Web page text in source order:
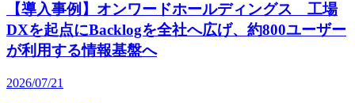
【導入事例】オンワードホールディングス 工場
DXを起点にBacklogを全社へ広げ、約800ユーザー
が利用する情報基盤へ
2026/07/21